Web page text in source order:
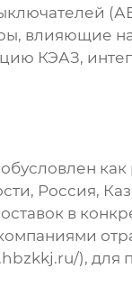
(
влияющие
КЭАЗ,
как
Россия,
в
), для